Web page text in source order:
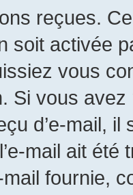
reçues.
soit activée
vous
Si vous
d’e-mail,
mail ait
fournie,